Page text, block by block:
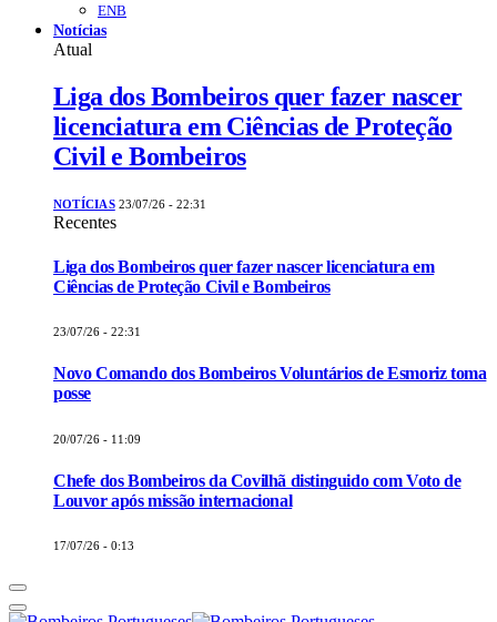
ENB
Notícias
Atual
Liga dos Bombeiros quer fazer nascer
licenciatura em Ciências de Proteção
Civil e Bombeiros
NOTÍCIAS 23/07/26 - 22:31
Recentes
Liga dos Bombeiros quer fazer nascer licenciatura em
Ciências de Proteção Civil e Bombeiros
23/07/26 - 22:31
Novo Comando dos Bombeiros Voluntários de Esmoriz toma
posse
20/07/26 - 11:09
Chefe dos Bombeiros da Covilhã distinguido com Voto de
Louvor após missão internacional
17/07/26 - 0:13